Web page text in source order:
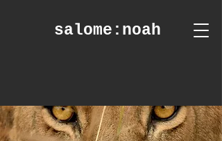
salome :noah